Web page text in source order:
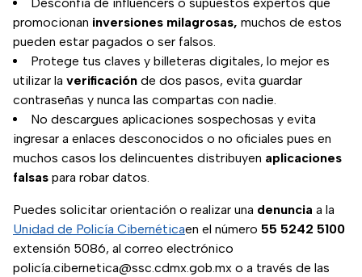
promocionan inversiones milagrosas, muchos de estos
pueden estar pagados o ser falsos.
Protege tus claves y billeteras digitales, lo mejor es
utilizar la verificación de dos pasos, evita guardar
contraseñas y nunca las compartas con nadie.
No descargues aplicaciones sospechosas y evita
ingresar a enlaces desconocidos o no oficiales pues en
muchos casos los delincuentes distribuyen aplicaciones
falsas para robar datos.
Puedes solicitar orientación o realizar una denuncia a la
Unidad de Policía Cibernéticaen el número 55 5242 5100
extensión 5086, al correo electrónico
policía.cibernetica@ssc.cdmx.gob.mx o a través de las